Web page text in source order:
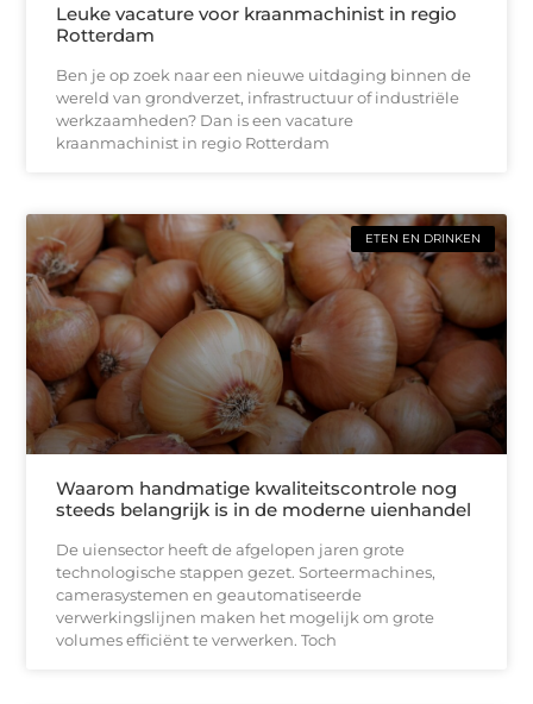
Leuke vacature voor kraanmachinist in regio
Rotterdam
Ben je op zoek naar een nieuwe uitdaging binnen de
wereld van grondverzet, infrastructuur of industriële
werkzaamheden? Dan is een vacature
kraanmachinist in regio Rotterdam
ETEN EN DRINKEN
Waarom handmatige kwaliteitscontrole nog
steeds belangrijk is in de moderne uienhandel
De uiensector heeft de afgelopen jaren grote
technologische stappen gezet. Sorteermachines,
camerasystemen en geautomatiseerde
verwerkingslijnen maken het mogelijk om grote
volumes efficiënt te verwerken. Toch